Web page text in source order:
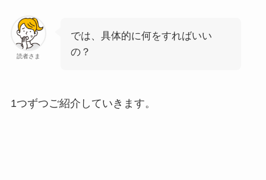
読者さま
では、具体的に何をすればいい
の？
1つずつご紹介していきます。